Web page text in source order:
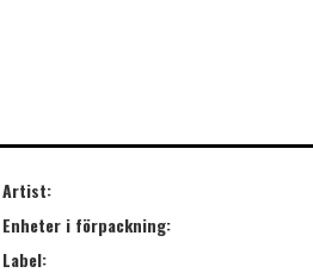
Artist:
Enheter i förpackning:
Label: